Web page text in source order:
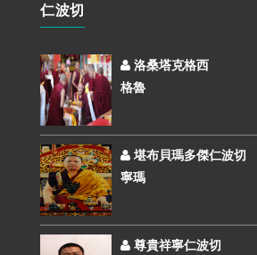
仁波切
洛桑塔克格西
格魯
堪布貝瑪多傑仁波切
寧瑪
尊貴祥寧仁波切